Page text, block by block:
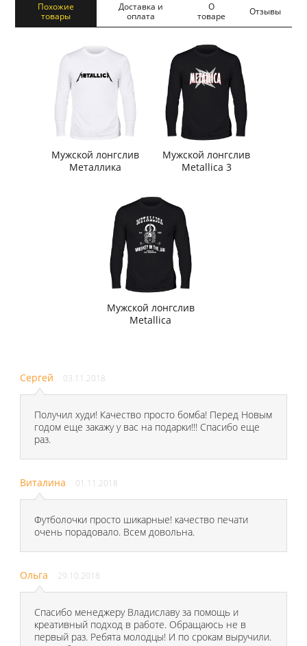
Похожие
товары
Доставка и
оплата
О
товаре
Отзывы
Мужской лонгслив
Mеталлика
Мужской лонгслив
Metallica 3
Мужской лонгслив
Metallica
Сергей 03.11.2018
Получил худи! Качество просто бомба! Перед Новым
годом еще закажу у вас на подарки!!! Спасибо еще
раз.
Виталина 01.11.2018
Футболочки просто шикарные! качество печати
очень порадовало. Всем довольна.
Ольга 29.10.2018
Спасибо менеджеру Владиславу за помощь и
креативный подход в работе. Обращаюсь не в
первый раз. Ребята молодцы! И по срокам выручили.